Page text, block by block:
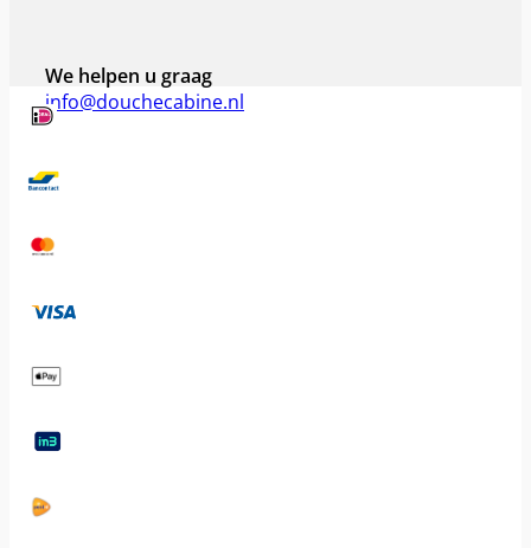
We helpen u graag
info@douchecabine.nl